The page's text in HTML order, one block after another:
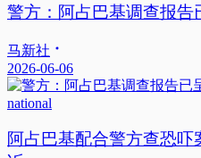
警方：阿占巴基调查报告
马新社
2026-06-06
national
阿占巴基配合警方查恐吓